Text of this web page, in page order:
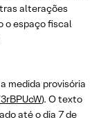
alterações
o espaço fiscal
medida provisória
). O texto
até o dia 7 de